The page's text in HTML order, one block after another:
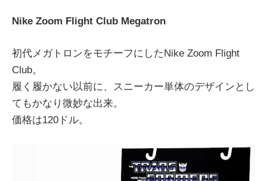
Nike Zoom Flight Club Megatron
初代メガトロンをモチーフにしたNike Zoom Flight
Club。
履く履かない以前に、スニーカー単体のデザインとし
てもかなり微妙な出来。
価格は120ドル。